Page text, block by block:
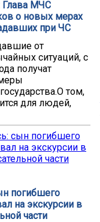
Глава МЧС
о новых мерах
при ЧС
от
ситуаций, с
получат
том,
для людей,
погибшего
на экскурсии в
части